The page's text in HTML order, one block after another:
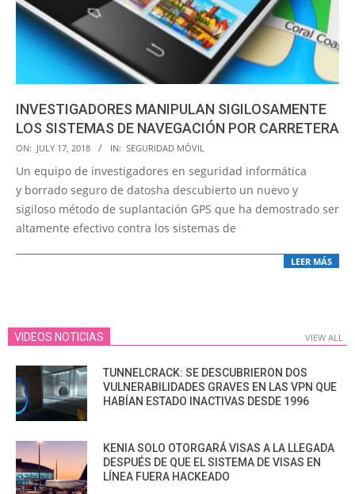
INVESTIGADORES MANIPULAN SIGILOSAMENTE
LOS SISTEMAS DE NAVEGACIÓN POR CARRETERA
2018-
07-
17
ON: JULY 17, 2018 IN: SEGURIDAD MÓVIL
Un equipo de investigadores en seguridad informática
y borrado seguro de datosha descubierto un nuevo y
sigiloso método de suplantación GPS que ha demostrado ser
altamente efectivo contra los sistemas de
LEER MÁS
VIDEOS NOTICIAS VIEW ALL
TUNNELCRACK: SE DESCUBRIERON DOS
VULNERABILIDADES GRAVES EN LAS VPN QUE
HABÍAN ESTADO INACTIVAS DESDE 1996
KENIA SOLO OTORGARÁ VISAS A LA LLEGADA
DESPUÉS DE QUE EL SISTEMA DE VISAS EN
LÍNEA FUERA HACKEADO